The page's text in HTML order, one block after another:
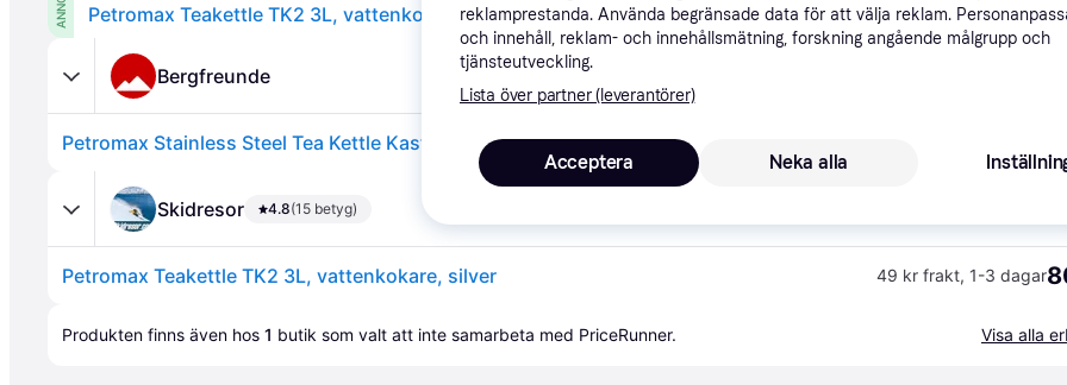
Petromax Teakettle TK2 3L, vattenkokare, silver
Bergfreunde
Petromax Stainless Steel Tea Kettle Kastrull Storlek 3 l Färg silver
Skidresor 4.8(15 betyg)
Petromax Teakettle TK2 3L, vattenkokare, silver 49 kr frakt, 1-3 dagar
Produkten finns även hos 1 butik som valt att inte samarbeta med PriceRunner. Visa alla
reklamprestanda. Använda begränsade data för att välja reklam.
och innehåll, reklam- och innehållsmätning, forskning angående målgrupp och
tjänsteutveckling.
Lista över partner (leverantörer)
Neka alla
Acceptera